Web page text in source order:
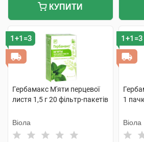
КУПИТИ
1+1=3
Гербамакс М'яти перцевої
листя 1,5 г 20 фільтр-пакетів
Віола
1+1=3
1
Віола